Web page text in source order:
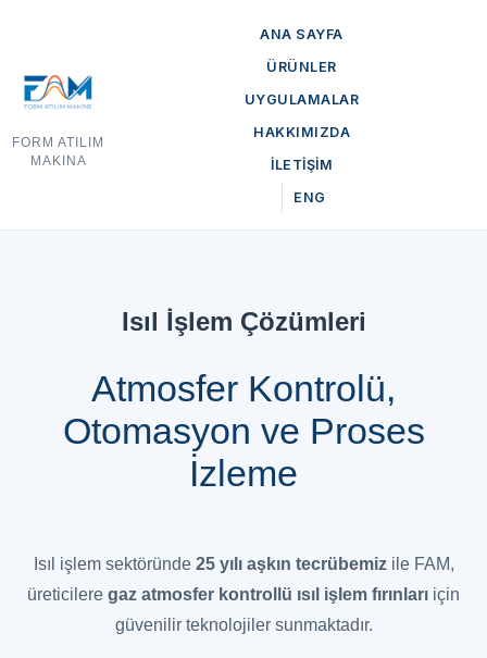
FORM ATILIM
MAKINA
ANA SAYFA
ÜRÜNLER
UYGULAMALAR
HAKKIMIZDA
İLETİŞİM
ENG
Isıl İşlem Çözümleri
Atmosfer Kontrolü,
Otomasyon ve Proses
İzleme
Isıl işlem sektöründe 25 yılı aşkın tecrübemizile FAM,
üreticilere gaz atmosfer kontrollü ısıl işlem fırınları için
güvenilir teknolojiler sunmaktadır.